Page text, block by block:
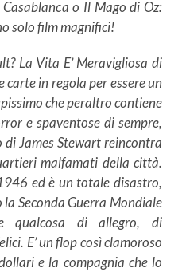
o Il Mago di Oz:
solo film magnifici!
La Vita E’ Meravigliosa di
in regola per essere un
che peraltro contiene
e spaventose di sempre,
James Stewart reincontra
malfamati della città.
ed è un totale disastro,
Seconda Guerra Mondiale
qualcosa di allegro, di
E’ un flop così clamoroso
e la compagnia che lo